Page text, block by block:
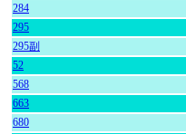
284
295
295副
52
568
663
680